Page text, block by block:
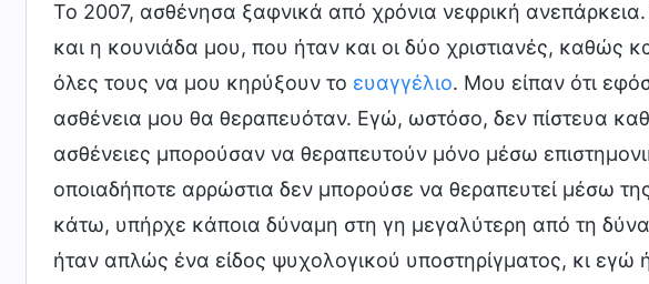
Το 2007, ασθένησα ξαφνικά από χρόνια νεφρική
και η κουνιάδα μου, που ήταν και οι δύο χριστιανές, καθώς
όλες τους να μου κηρύξουν το ευαγγέλιο. Μου είπαν ότι
ασθένεια μου θα θεραπευόταν. Εγώ, ωστόσο, δεν πίστευα
ασθένειες μπορούσαν να θεραπευτούν μόνο μέσω
οποιαδήποτε αρρώστια δεν μπορούσε να θεραπευτεί μέσω
κάτω, υπήρχε κάποια δύναμη στη γη μεγαλύτερη από τη
ήταν απλώς ένα είδος ψυχολογικού υποστηρίγματος, κι